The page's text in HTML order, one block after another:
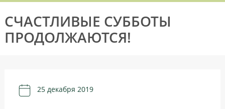
СЧАСТЛИВЫЕ СУББОТЫ
ПРОДОЛЖАЮТСЯ!
25 декабря 2019